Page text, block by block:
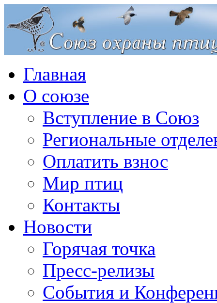
Главная
О союзе
Вступление в Союз
Региональные
Оплатить взнос
Мир птиц
Контакты
Новости
Горячая точка
Пресс-релизы
События и